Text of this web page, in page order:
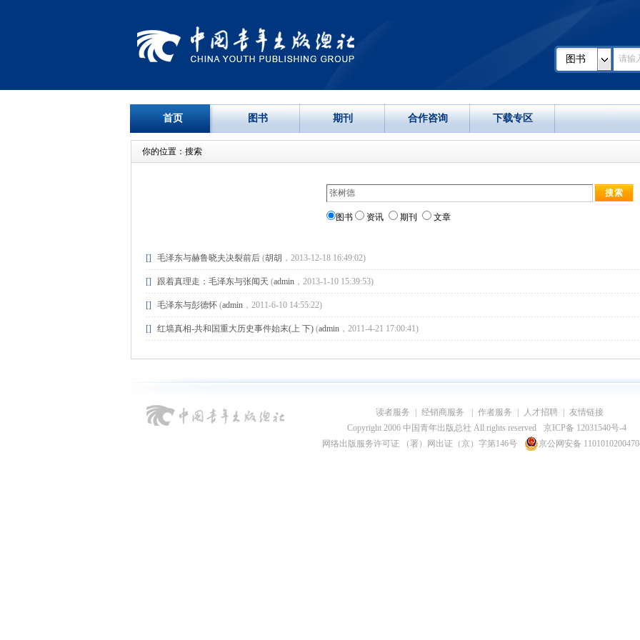
图书
首页 图书 期刊 合作咨询 下载专区
你的位置：搜索
图书 资讯 期刊 文章
[] 毛泽东与赫鲁晓夫决裂前后(胡胡 ，2013-12-18 16:49:02)
[] 跟着真理走：毛泽东与张闻天 (admin，2013-1-10 15:39:53)
[] 毛泽东与彭德怀(admin，2011-6-10 14:55:22)
[] 红墙真相-共和国重大历史事件始末(上 下)(admin，2011-4-21 17:00:41)
读者服务 经销商服务 作者服务 人才招聘
友情链接
Copyright 2006 中国青年出版总社 All rights reserved
京ICP备 12031540号-4
网络出版服务许可证 （署）网出证（京）字第146号
京公网安备